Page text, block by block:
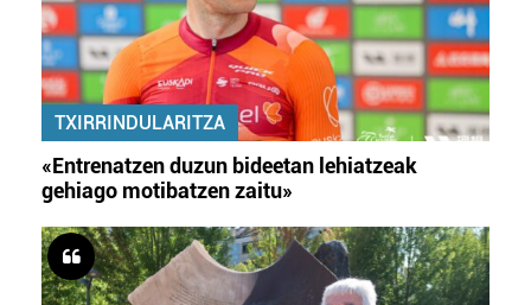
TXIRRINDULARITZA
«Entrenatzen duzun bideetan lehiatzeak
gehiago motibatzen zaitu»